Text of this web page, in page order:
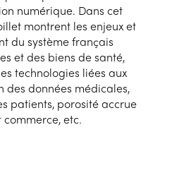
numérique. Dans cet
montrent les enjeux et
du système français
et des biens de santé,
technologies liées aux
données médicales,
patients, porosité accrue
etc.